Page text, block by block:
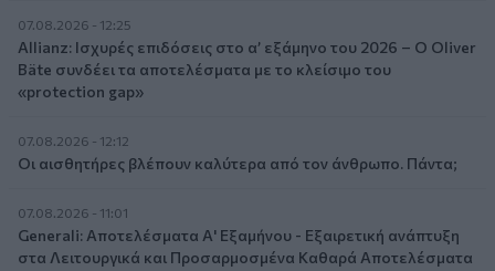
07.08.2026 - 12:25
Allianz: Ισχυρές επιδόσεις στο α’ εξάμηνο του 2026 – Ο Oliver
Bäte συνδέει τα αποτελέσματα με το κλείσιμο του
«protection gap»
07.08.2026 - 12:12
Οι αισθητήρες βλέπουν καλύτερα από τον άνθρωπο. Πάντα;
07.08.2026 - 11:01
Generali: Αποτελέσματα Α' Εξαμήνου - Εξαιρετική ανάπτυξη
στα Λειτουργικά και Προσαρμοσμένα Καθαρά Αποτελέσματα